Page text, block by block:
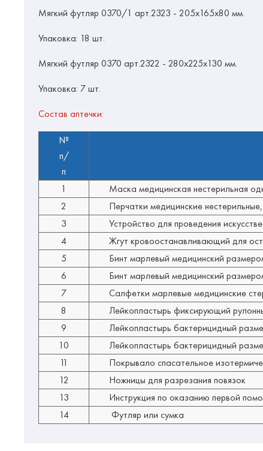
Мягкий футляр 0370/1 арт.2323 - 205x165x80 мм.
Упаковка: 18 шт.
Мягкий футляр 0370 арт.2322 - 280x225x130 мм.
Упаковка: 7 шт.
Состав аптечки:
№
п/
п
1 Маска медицинская нестерильная
2
Перчатки медицинские
3
Устройство для проведения
4
Жгут кровоостанавливающий для
5
Бинт марлевый медицинский
6
Бинт марлевый медицинский
7
Салфетки марлевые медицинские
8
Лейкопластырь фиксирующий
9
Лейкопластырь бактерицидный
10
Лейкопластырь бактерицидный
11
Покрывало спасательное
12
Ножницы для разрезания повязок
13
Инструкция по оказанию первой
14
Футляр или сумка